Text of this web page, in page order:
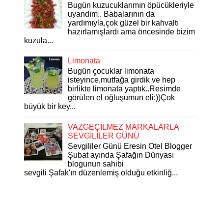
Bugün kuzucuklarımın öpücükleriyle
uyandım.. Babalarının da
yardımıyla,çok güzel bir kahvaltı
hazırlamışlardı ama öncesinde bizim
kuzula...
Limonata
Bugün çocuklar limonata
isteyince,mutfağa girdik ve hep
birlikte limonata yaptık..Resimde
görülen el oğluşumun eli:))Çok
büyük bir key...
VAZGEÇİLMEZ MARKALARLA
SEVGİLİLER GÜNÜ
Sevgililer Günü Eresin Otel Blogger
Şubat ayında Şafağın Dünyası
blogunun sahibi
sevgili Şafak'ın düzenlemiş olduğu etkinliğ...